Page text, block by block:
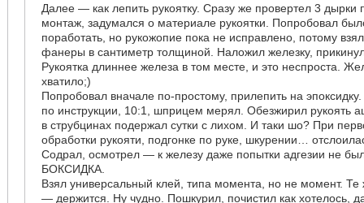
Далее — как лепить рукоятку. Сразу же провертел 3 дырки
монтаж, задумался о материале рукоятки. Попробовал
поработать, но рукожопие пока не исправлено, потому
фанеры в сантиметр толщиной. Наложил железку,
Рукоятка длиннее железа в том месте, и это неспроста.
хватило;)
Попробовал вначале по-простому, прилепить на
по инструкции, 10:1, шприцем мерял. Обезжирил рукоять
в струбцинах подержал сутки с лихом. И таки шо? При
обработки рукояти, подгонке по руке, шкурении…
Содрал, осмотрел — к железу даже попытки адгезии не
БОКСИДКА.
Взял универсальный клей, типа момента, но не момент.
— держится. Ну чудно. Пошкурил, почистил как хотелось,